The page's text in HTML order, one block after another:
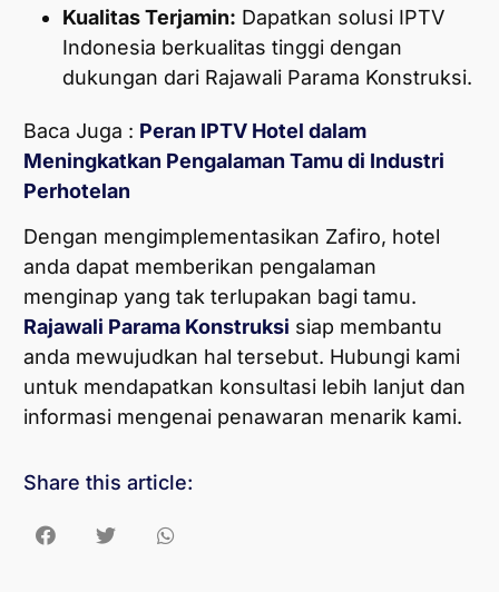
Kualitas Terjamin: Dapatkan solusi IPTV
Indonesia berkualitas tinggi dengan
dukungan dari Rajawali Parama Konstruksi.
Baca Juga : Peran IPTV Hotel dalam
Meningkatkan Pengalaman Tamu di Industri
Perhotelan
Dengan mengimplementasikan Zafiro, hotel
anda dapat memberikan pengalaman
menginap yang tak terlupakan bagi tamu.
Rajawali Parama Konstruksi siap membantu
anda mewujudkan hal tersebut. Hubungi kami
untuk mendapatkan konsultasi lebih lanjut dan
informasi mengenai penawaran menarik kami.
Share this article: